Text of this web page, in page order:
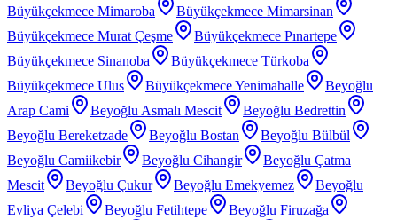
Büyükçekmece Mimaroba
Büyükçekmece Mimarsinan
Büyükçekmece Murat Çeşme
Büyükçekmece Pınartepe
Büyükçekmece Sinanoba
Büyükçekmece Türkoba
Büyükçekmece Ulus
Büyükçekmece Yenimahalle
Beyoğlu
Arap Cami
Beyoğlu Asmalı Mescit
Beyoğlu Bedrettin
Beyoğlu Bereketzade
Beyoğlu Bostan
Beyoğlu Bülbül
Beyoğlu Camiikebir
Beyoğlu Cihangir
Beyoğlu Çatma
Mescit
Beyoğlu Çukur Beyoğlu Emekyemez
Beyoğlu
Evliya Çelebi
Beyoğlu Fetihtepe
Beyoğlu Firuzağa